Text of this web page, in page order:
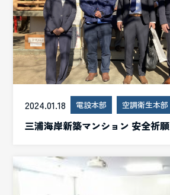
2024.01.18 電設本部 空調衛生本部
三浦海岸新築マンション 安全祈願